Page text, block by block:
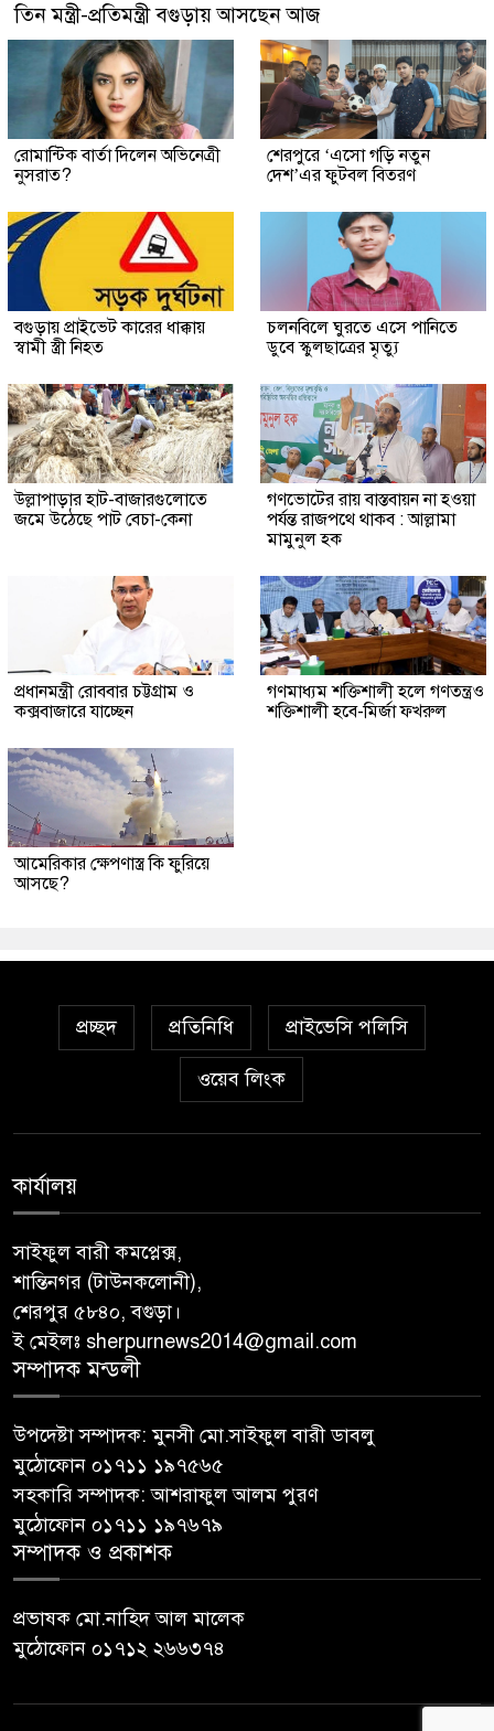
তিন মন্ত্রী-প্রতিমন্ত্রী বগুড়ায় আসছেন আজ
রোমান্টিক বার্তা দিলেন অভিনেত্রী
নুসরাত?
শেরপুরে ‘এসো গড়ি নতুন
দেশ’এর ফুটবল বিতরণ
বগুড়ায় প্রাইভেট কারের ধাক্কায়
স্বামী স্ত্রী নিহত
চলনবিলে ঘুরতে এসে পানিতে
ডুবে স্কুলছাত্রের মৃত্যু
উল্লাপাড়ার হাট-বাজারগুলোতে
জমে উঠেছে পাট বেচা-কেনা
গণভোটের রায় বাস্তবায়ন না হওয়া
পর্যন্ত রাজপথে থাকব : আল্লামা
মামুনুল হক
প্রধানমন্ত্রী রোববার চট্টগ্রাম ও
কক্সবাজারে যাচ্ছেন
গণমাধ্যম শক্তিশালী হলে গণতন্ত্রও
শক্তিশালী হবে-মির্জা ফখরুল
আমেরিকার ক্ষেপণাস্ত্র কি ফুরিয়ে
আসছে?
প্রচ্ছদ প্রতিনিধি প্রাইভেসি পলিসি
ওয়েব লিংক
কার্যালয়
সাইফুল বারী কমপ্লেক্স,
শান্তিনগর (টাউনকলোনী),
শেরপুর ৫৮৪০, বগুড়া।
ই মেইলঃ sherpurnews2014@gmail.com
সম্পাদক মন্ডলী
উপদেষ্টা সম্পাদক: মুনসী মো.সাইফুল বারী ডাবলু
মুঠোফোন ০১৭১১ ১৯৭৫৬৫
সহকারি সম্পাদক: আশরাফুল আলম পুরণ
মুঠোফোন ০১৭১১ ১৯৭৬৭৯
সম্পাদক ও প্রকাশক
প্রভাষক মো.নাহিদ আল মালেক
মুঠোফোন ০১৭১২ ২৬৬৩৭৪